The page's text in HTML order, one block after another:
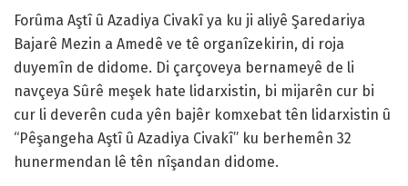
Forûma Aştî û Azadiya Civakî ya ku ji aliyê Şaredariya
Bajarê Mezin a Amedê ve tê organîzekirin, di roja
duyemîn de didome. Di çarçoveya bernameyê de li
navçeya Sûrê meşek hate lidarxistin, bi mijarên cur bi
cur li deverên cuda yên bajêr komxebat tên lidarxistin û
“Pêşangeha Aştî û Azadiya Civakî” ku berhemên 32
hunermendan lê tên nîşandan didome.